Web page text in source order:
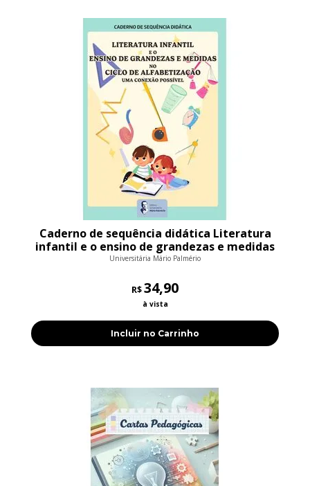
Caderno de sequência didática Literatura
infantil e o ensino de grandezas e medidas
no ciclo de alfabetização Uma con
Universitária Mário Palmério
R$34,90
à vista
Incluir no Carrinho